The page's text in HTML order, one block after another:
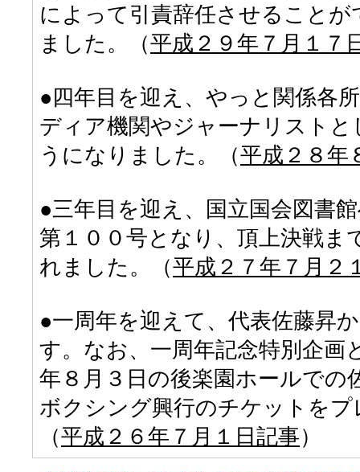
によって引責辞任させること
ました。（平成２９年７月１７
●四年目を迎え、やっと関係各
ディア機関やジャーナリスト
うになりました。（平成２８年
●三年目を迎え、国立国会図書
第１００号となり、頂上決戦ま
れました。（平成２７年７月２
●一周年を迎えて、代表佐藤昇
す。なお、一周年記念特別企画
年８月３日の後楽園ホールでの
ボクシング興行のチケットを
（平成２６年７月１日記事）